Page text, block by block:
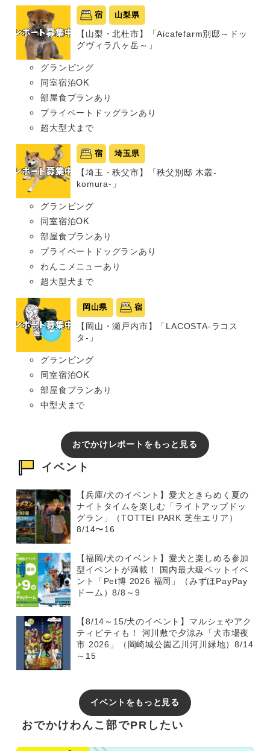
宿 山梨県
【山梨・北杜市】「Aicafefarm別邸～ドッ
グヴィラ八ヶ岳～」
グランピング
同室宿泊OK
部屋食プランあり
プライベートドッグランあり
超大型犬まで
宿 埼玉県
【埼玉・秩父市】「秩父別邸 木叢-
komura-」
グランピング
同室宿泊OK
部屋食プランあり
プライベートドッグランあり
わんこメニューあり
超大型犬まで
岡山県 宿
【岡山・瀬戸内市】「LACOSTA-ラコス
タ-」
グランピング
同室宿泊OK
部屋食プランあり
中型犬まで
おでかけレポートをもっと見る
イベント
【兵庫/犬のイベント】愛犬ときらめく夏の
ナイトタイムを楽しむ「ライトアップドッ
グラン」（TOTTEI PARK 芝生エリア）
8/14〜16
【福岡/犬のイベント】愛犬と楽しめる参加
型イベントが満載！ 国内最大級ペットイベ
ント「Pet博 2026 福岡」（みずほPayPay
ドーム）8/8～9
【8/14～15/犬のイベント】マルシェやアク
ティビティも！ 河川敷で夕涼み「犬市場夜
市 2026」（岡崎城公園乙川河川緑地）8/14
～15
イベントをもっと見る
おでかけわんこ部でPRしたい